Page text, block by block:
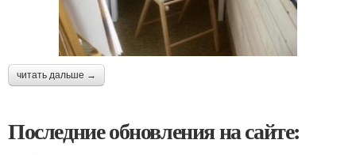
читать дальше →
Последние обновления на сайте: